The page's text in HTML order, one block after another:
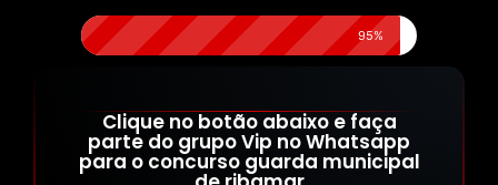
95%
Clique no botão abaixo e faça
parte do grupo Vip no Whatsapp
para o concurso guarda municipal